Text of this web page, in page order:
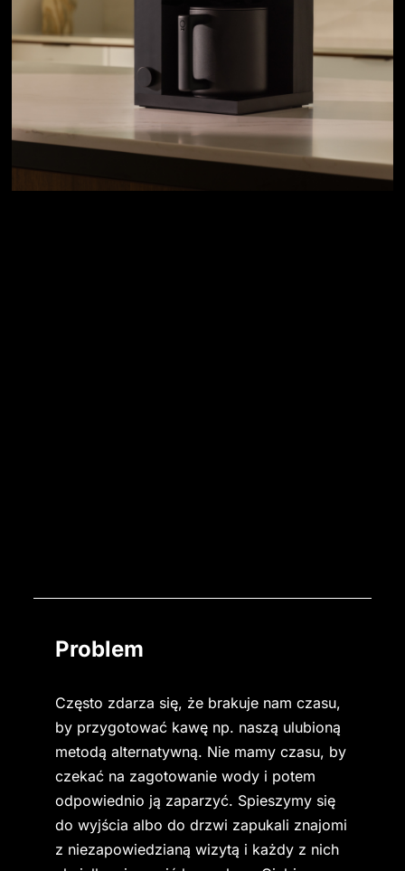
Problem
Często zdarza się, że brakuje nam czasu,
by przygotować kawę np. naszą ulubioną
metodą alternatywną. Nie mamy czasu, by
czekać na zagotowanie wody i potem
odpowiednio ją zaparzyć. Spieszymy się
do wyjścia albo do drzwi zapukali znajomi
z niezapowiedzianą wizytą i każdy z nich